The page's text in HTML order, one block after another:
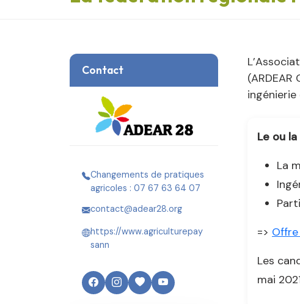
Contact
Changements de pratiques
agricoles : 07 67 63 64 07
contact@adear28.org
https://www.agriculturepay
sann
Le ou
La
=> Offre
Les
mai